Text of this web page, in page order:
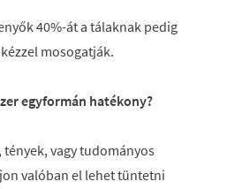
40%-át a tálaknak pedig
mosogatják.
egyformán hatékony?
tények, vagy tudományos
valóban el lehet tüntetni